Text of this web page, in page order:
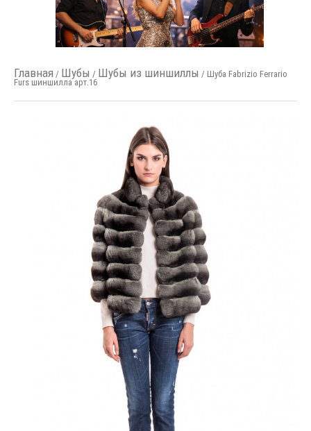
Главная / Шубы / Шубы из шиншиллы / Шуба Fabrizio Ferrario
Furs шиншилла арт.16